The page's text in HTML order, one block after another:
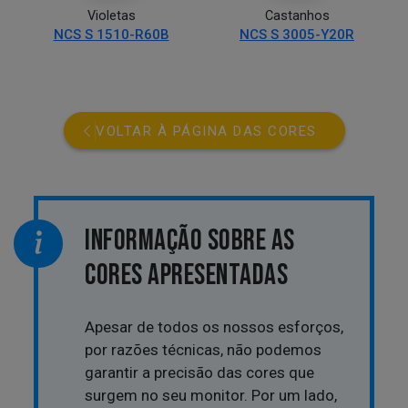
Violetas
NCS S 1510-R60B
Castanhos
NCS S 3005-Y20R
VOLTAR À PÁGINA DAS CORES
INFORMAÇÃO SOBRE AS
CORES APRESENTADAS
Apesar de todos os nossos esforços,
por razões técnicas, não podemos
garantir a precisão das cores que
surgem no seu monitor. Por um lado,